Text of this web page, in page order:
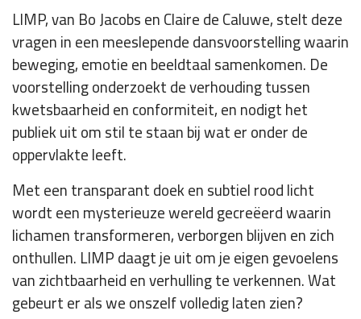
LIMP, van Bo Jacobs en Claire de Caluwe, stelt deze
vragen in een meeslepende dansvoorstelling waarin
beweging, emotie en beeldtaal samenkomen. De
voorstelling onderzoekt de verhouding tussen
kwetsbaarheid en conformiteit, en nodigt het
publiek uit om stil te staan bij wat er onder de
oppervlakte leeft.
Met een transparant doek en subtiel rood licht
wordt een mysterieuze wereld gecreëerd waarin
lichamen transformeren, verborgen blijven en zich
onthullen. LIMP daagt je uit om je eigen gevoelens
van zichtbaarheid en verhulling te verkennen. Wat
gebeurt er als we onszelf volledig laten zien?